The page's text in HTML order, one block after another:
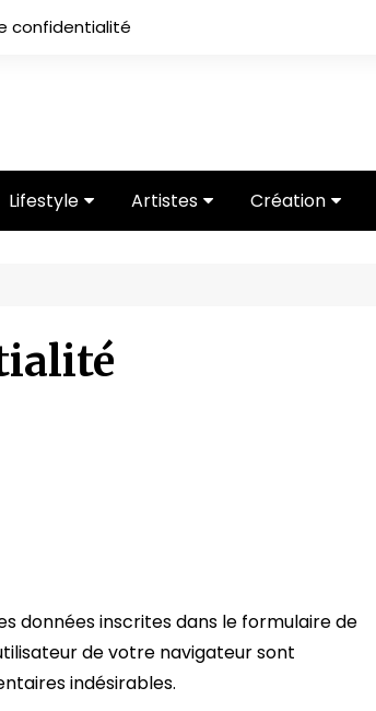
confidentialité
Lifestyle Artistes Création
données inscrites dans le formulaire de
de votre navigateur sont
indésirables.